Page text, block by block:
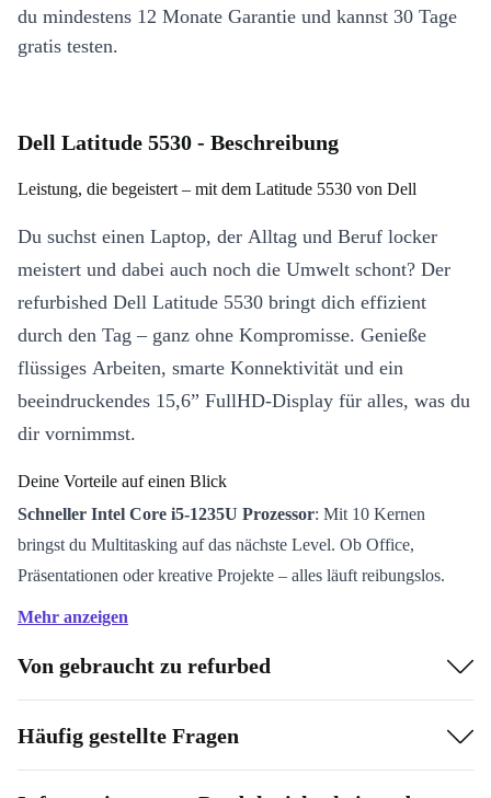
du mindestens 12 Monate Garantie und kannst 30 Tage
gratis testen.
Dell Latitude 5530 - Beschreibung
Leistung, die begeistert – mit dem Latitude 5530 von Dell
Du suchst einen Laptop, der Alltag und Beruf locker
meistert und dabei auch noch die Umwelt schont? Der
refurbished Dell Latitude 5530 bringt dich effizient
durch den Tag – ganz ohne Kompromisse. Genieße
flüssiges Arbeiten, smarte Konnektivität und ein
beeindruckendes 15,6” FullHD-Display für alles, was du
dir vornimmst.
Deine Vorteile auf einen Blick
Schneller Intel Core i5-1235U Prozessor: Mit 10 Kernen
bringst du Multitasking auf das nächste Level. Ob Office,
Präsentationen oder kreative Projekte – alles läuft reibungslos.
Brillantes 15,6” FullHD-Display
Große Anschlussvielfalt: Thunderbolt 4, USB-A, HDMI und
mehr. Hier passt alles – von externen Monitoren bis zu schnellen
Datentransfers.
Mehr anzeigen
Von gebraucht zu refurbed
Häufig gestellte Fragen